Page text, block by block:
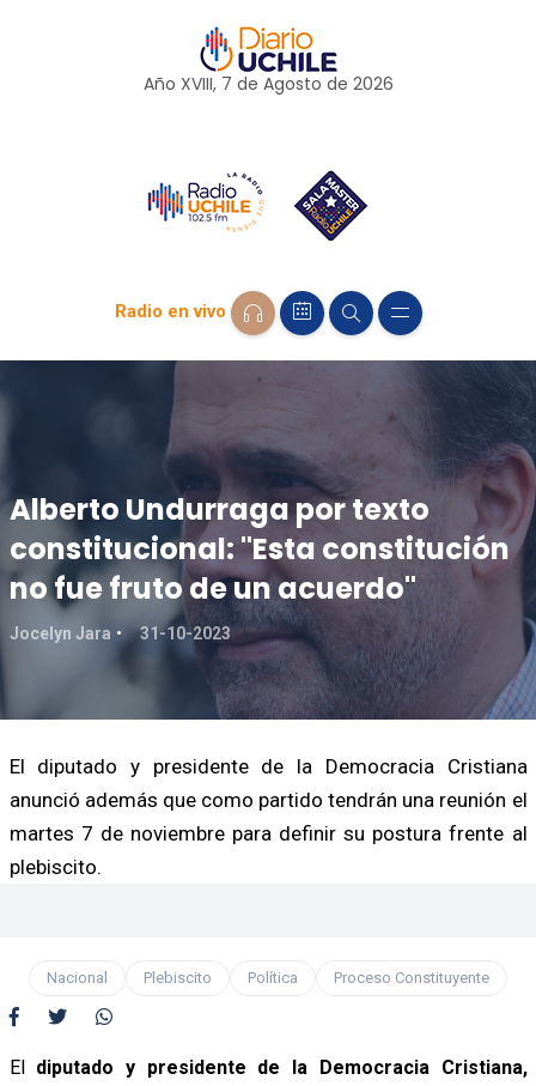
Año XVIII, 7 de Agosto de 2026
Radio en vivo
Alberto Undurraga por texto
constitucional: "Esta constitución
no fue fruto de un acuerdo"
Jocelyn Jara 31-10-2023
El diputado y presidente de la Democracia Cristiana
anunció además que como partido tendrán una reunión el
martes 7 de noviembre para definir su postura frente al
plebiscito.
Nacional Plebiscito Política Proceso Constituyente
El diputado y presidente de la Democracia Cristiana,